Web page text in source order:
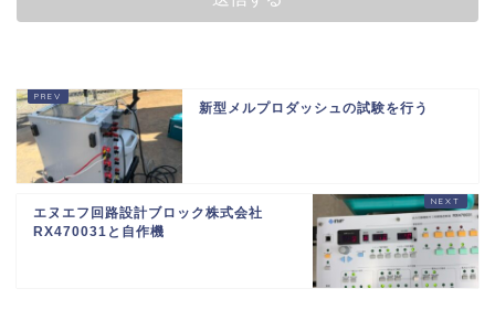
新型メルプロダッシュの試験を行う
エヌエフ回路設計ブロック株式会社
RX470031と自作機